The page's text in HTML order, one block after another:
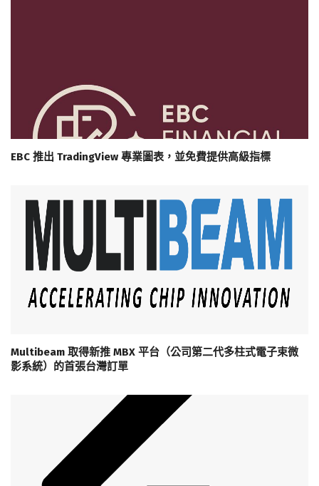
EBC 推出 TradingView 專業圖表，並免費提供高級指標
Multibeam 取得新推 MBX 平台（公司第二代多柱式電子束微
影系統）的首張台灣訂單